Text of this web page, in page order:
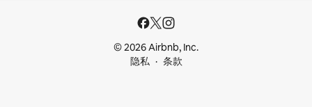
© 2026 Airbnb, Inc.
隐私
条款